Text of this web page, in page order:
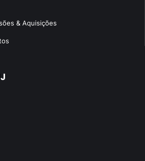
& Aquisições